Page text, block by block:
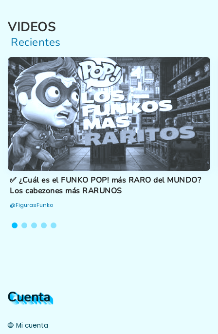
VIDEOS
Recientes
✅ ¿Cuál es el FUNKO POP! más RARO del MUNDO?
Los cabezones más RARUNOS
@FigurasFunko
Cuenta
🔵 Mi cuenta